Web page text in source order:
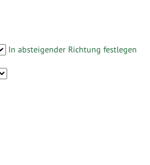
In absteigender Richtung festlegen